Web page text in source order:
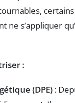
ne s’appliquer
:
(DPE) :